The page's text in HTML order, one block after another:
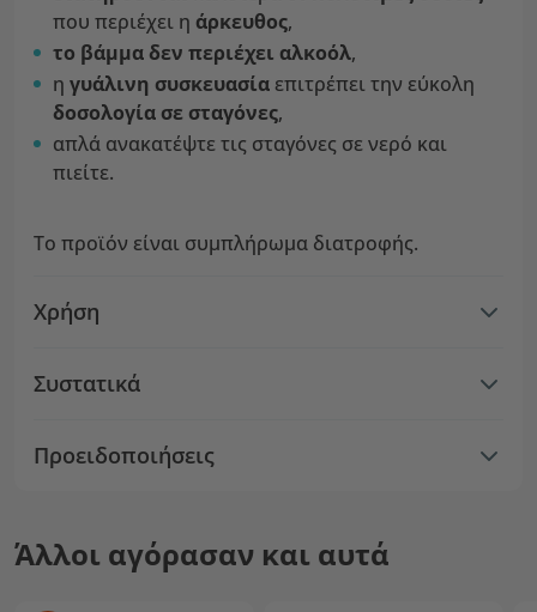
που περιέχει η άρκευθος,
το βάμμα δεν περιέχει αλκοόλ,
η γυάλινη συσκευασία επιτρέπει την εύκολη
δοσολογία σε σταγόνες,
απλά ανακατέψτε τις σταγόνες σε νερό και
πιείτε.
Το προϊόν είναι συμπλήρωμα διατροφής.
Χρήση
Συστατικά
Προειδοποιήσεις
Άλλοι αγόρασαν και αυτά